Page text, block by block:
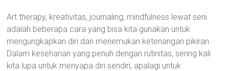
Art therapy, kreativitas, journaling, mindfulness lewat seni
adalah beberapa cara yang bisa kita gunakan untuk
mengungkapkan diri dan menemukan ketenangan pikiran.
Dalam keseharian yang penuh dengan rutinitas, sering kali
kita lupa untuk menyapa diri sendiri, apalagi untuk